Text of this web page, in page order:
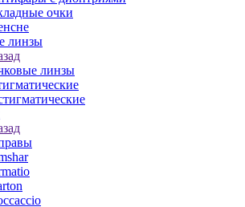
очки
линзы
линзы